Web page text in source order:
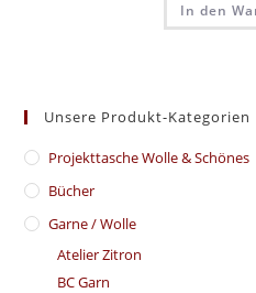
In den
Unsere Produkt-Kategorien
​Projekttasche Wolle & Schönes
Bücher
Garne / Wolle
Atelier Zitron
BC Garn